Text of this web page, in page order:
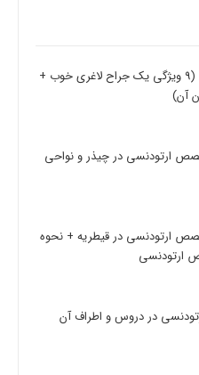
بهترین جراح لاغری (9 ویژگی یک جراح لاغری خوب +
آن)
ارتودنسی در چیذر و نواحی
ارتودنسی در قیطریه + نحوه
ارتودنسی
در دروس و اطراف آن